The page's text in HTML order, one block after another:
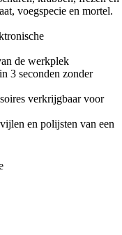
voegspecie en mortel.
de werkplek
3 seconden zonder
verkrijgbaar voor
en polijsten van een